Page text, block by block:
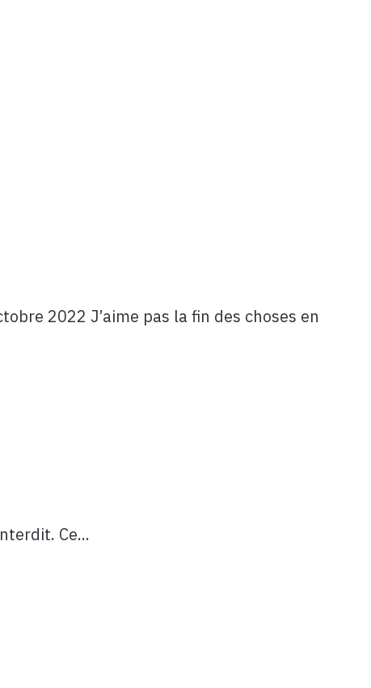
2022 J’aime pas la fin des choses en
Ce...